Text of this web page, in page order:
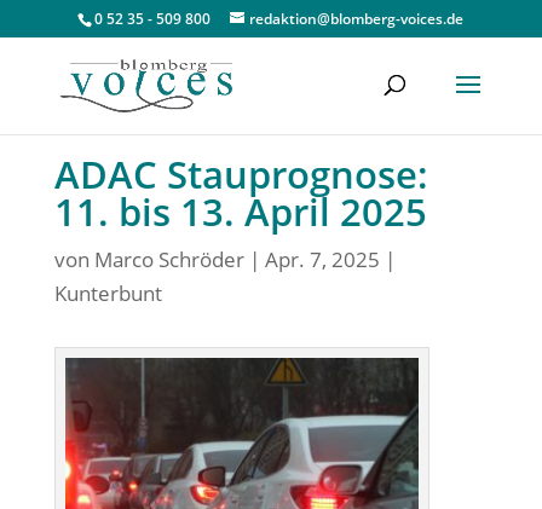
0 52 35 - 509 800 redaktion@blomberg-voices.de
ADAC Stauprognose:
11. bis 13. April 2025
von Marco Schröder| Apr. 7, 2025 |
Kunterbunt